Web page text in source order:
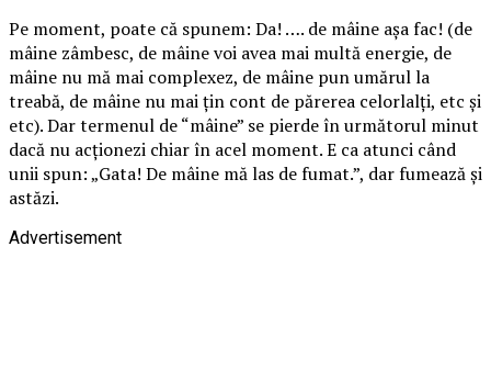
Pe moment, poate că spunem: Da! …. de mâine așa fac! (de
mâine zâmbesc, de mâine voi avea mai multă energie, de
mâine nu mă mai complexez, de mâine pun umărul la
treabă, de mâine nu mai țin cont de părerea celorlalți, etc și
etc). Dar termenul de “mâine” se pierde în următorul minut
dacă nu acționezi chiar în acel moment. E ca atunci când
unii spun: „Gata! De mâine mă las de fumat.”, dar fumează și
astăzi.
Advertisement